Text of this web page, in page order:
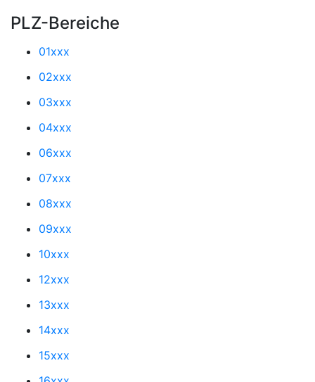
PLZ-Bereiche
01xxx
02xxx
03xxx
04xxx
06xxx
07xxx
08xxx
09xxx
10xxx
12xxx
13xxx
14xxx
15xxx